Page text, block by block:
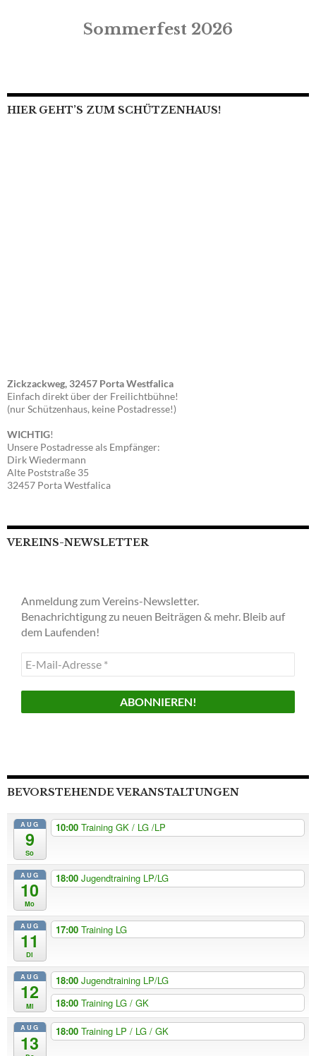
Sommerfest 2026
HIER GEHT’S ZUM SCHÜTZENHAUS!
Zickzackweg, 32457 Porta Westfalica
Einfach direkt über der Freilichtbühne!
(nur Schützenhaus, keine Postadresse!)
WICHTIG!
Unsere Postadresse als Empfänger:
Dirk Wiedermann
Alte Poststraße 35
32457 Porta Westfalica
VEREINS-NEWSLETTER
Anmeldung zum Vereins-Newsletter.
Benachrichtigung zu neuen Beiträgen & mehr. Bleib auf
dem Laufenden!
E-
Mail-
Adresse
BEVORSTEHENDE VERANSTALTUNGEN
AUG
9
So
10:00 Training GK / LG /LP
AUG
10
Mo
18:00 Jugendtraining LP/LG
AUG
11
Di
17:00 Training LG
AUG
12
Mi
18:00 Jugendtraining LP/LG
18:00 Training LG / GK
AUG
13
18:00 Training LP / LG / GK